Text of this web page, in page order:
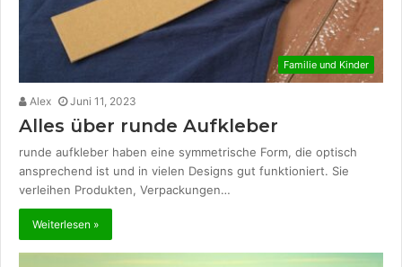
Familie und Kinder
Alex Juni 11, 2023
Alles über runde Aufkleber
runde aufkleber haben eine symmetrische Form, die optisch
ansprechend ist und in vielen Designs gut funktioniert. Sie
verleihen Produkten, Verpackungen…
Weiterlesen »